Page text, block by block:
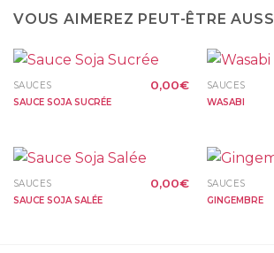
VOUS AIMEREZ PEUT-ÊTRE
SAUCES
SAUCE SOJA SUCRÉE
0,00€
SAUCES
WASABI
SAUCES
SAUCE SOJA SALÉE
0,00€
SAUCES
GINGEMBRE